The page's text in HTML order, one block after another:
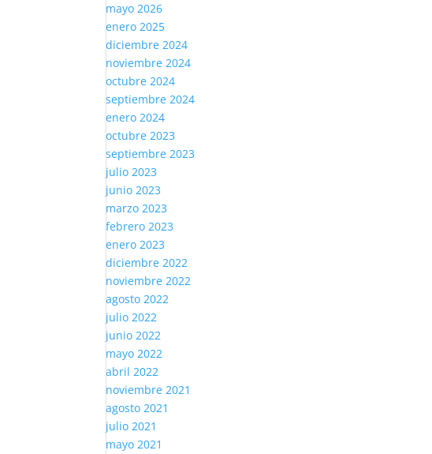
mayo 2026
enero 2025
diciembre 2024
noviembre 2024
octubre 2024
septiembre 2024
enero 2024
octubre 2023
septiembre 2023
julio 2023
junio 2023
marzo 2023
febrero 2023
enero 2023
diciembre 2022
noviembre 2022
agosto 2022
julio 2022
junio 2022
mayo 2022
abril 2022
noviembre 2021
agosto 2021
julio 2021
mayo 2021